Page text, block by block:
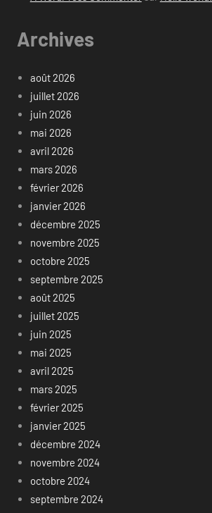
Archives
août 2026
juillet 2026
juin 2026
mai 2026
avril 2026
mars 2026
février 2026
janvier 2026
décembre 2025
novembre 2025
octobre 2025
septembre 2025
août 2025
juillet 2025
juin 2025
mai 2025
avril 2025
mars 2025
février 2025
janvier 2025
décembre 2024
novembre 2024
octobre 2024
septembre 2024